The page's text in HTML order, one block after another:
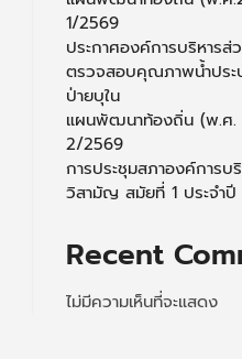
1/2569
ประกาศองค์การบริหารส่
ตรวจสอบคุณภาพน้ำประ
ป่ายบุใน
แผนพัฒนาท้องถิ่น (พ.ศ.
2/2569
การประชุมสภาองค์การ
วิสามัญ สมัยที่ 1 ประจำ
Recent
ไม่มีความเห็นที่จะแสดง